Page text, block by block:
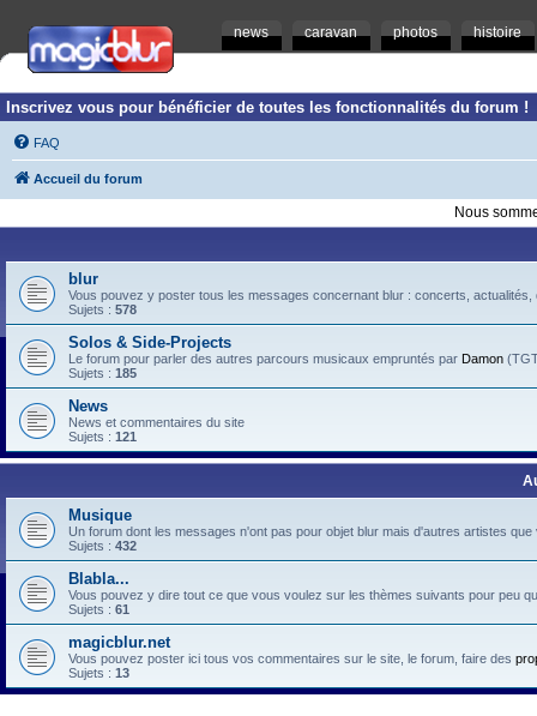
news caravan photos histoire
Inscrivez vous pour bénéficier de toutes les fonctionnalités du forum !
FAQ
Accueil du forum
Nous
blur
Vous pouvez y poster tous les messages concernant blur : concerts,
Sujets : 578
Solos & Side-Projects
Le forum pour parler des autres parcours musicaux empruntés par Damon
Sujets : 185
News
News et commentaires du site
Sujets : 121
Musique
Un forum dont les messages n'ont pas pour objet blur mais d'autres artistes
Sujets : 432
Blabla...
Vous pouvez y dire tout ce que vous voulez sur les thèmes suivants pour peu
Sujets : 61
magicblur.net
Vous pouvez poster ici tous vos commentaires sur le site, le forum, faire des
Sujets : 13